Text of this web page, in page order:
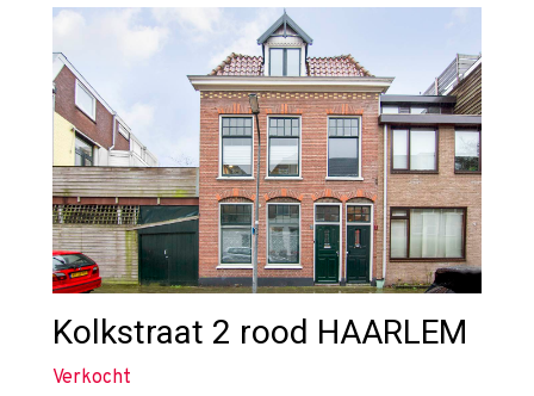
Kolkstraat 2 rood HAARLEM
Verkocht